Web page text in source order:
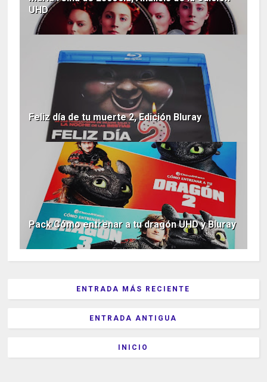
UHD
Feliz día de tu muerte 2, Edición Bluray
Pack Cómo entrenar a tu dragón UHD y Bluray
ENTRADA MÁS RECIENTE
ENTRADA ANTIGUA
INICIO